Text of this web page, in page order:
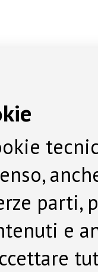
parti,
e